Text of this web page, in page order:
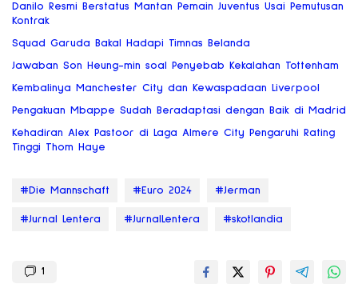
Danilo Resmi Berstatus Mantan Pemain Juventus Usai Pemutusan
Kontrak
Squad Garuda Bakal Hadapi Timnas Belanda
Jawaban Son Heung-min soal Penyebab Kekalahan Tottenham
Kembalinya Manchester City dan Kewaspadaan Liverpool
Pengakuan Mbappe Sudah Beradaptasi dengan Baik di Madrid
Kehadiran Alex Pastoor di Laga Almere City Pengaruhi Rating
Tinggi Thom Haye
#Die Mannschaft #Euro 2024 #Jerman
#Jurnal Lentera #JurnalLentera #skotlandia
1